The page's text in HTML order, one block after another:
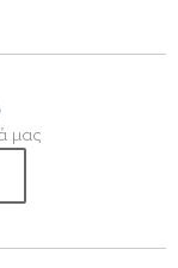
μας